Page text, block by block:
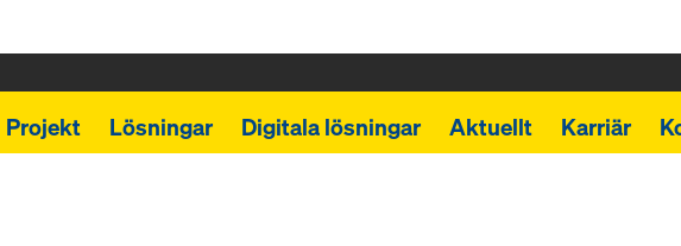
Projekt Lösningar Digitala lösningar Aktuellt Karriär